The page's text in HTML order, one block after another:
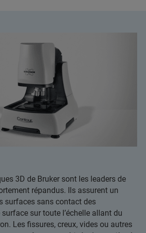
3D de Bruker sont les leaders de
répandus. Ils assurent un
surfaces sans contact des
sur toute l’échelle allant du
Les fissures, creux, vides ou autres